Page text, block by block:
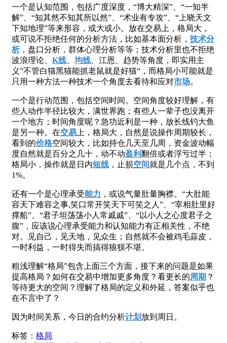
一个是认知范围，包括广度深度，“博大精深”、“一知半
解”、“知其然不知其所以然”、“术业有专攻”、“上晓天文
下知地理”等来形容，或大或小​。放在交易上，格局大，
或可说不拒绝任何的分析方法，比如基本面分析， 技术分
析，盘口分析，群体心理分析等等；技术分析里也不拒绝
波浪理论、 K线 均线 、江恩、趋势等角度，即实用主
义”不管白猫黑猫能抓老鼠就是好猫“，而格局小可能就是
只用一种方法一种技术一个角度去看待和应对市场。
一个是行动范围，包括空间时间。空间角度较好理解，有
些人动作半径比较大，满世界跑​；有些人一辈子也没离开
一个地方​；​时间角度呢？急功近利是一种，​放长线钓大鱼
是另一种​。在交易 上，格局大，自然是说操作周期较长，
看到的价格空间较大，比如持仓几天至几周，资金波动幅
度自然就是百分之几十，动不动盈利翻倍或者浮亏过半​；
格局小，操作就是日内短线 ，止损空间就是几个点，不到
1%​。
还有一个是心理承受能力 ，或说气量​肚量胸襟​。“大肚能
容天下难容之事,笑口常开笑天下可笑之人”、“宰相肚里好
撑船”、“君子坦荡荡小人常戚戚”、“以小人之心度君子之
腹”，应该说心理承受能力和认知能力有正相关性，不绝
对​。​见自己，见天地，见众生​；自然就不会被鸡毛蒜皮，
一时利益，一时​得失而搞得狼狈不堪。
粗浅理解“格局”包含上面三个方面，接下来的问题是如果
提高格局？如何在交易中增加​更多角度？​看更长的周期 ？​
等待更大的空间？​理解了格局的定义和外延，答案似乎也
在不言中了？
因为时间关系，今日的合约分析计划 放到周日​。
标签： 格局